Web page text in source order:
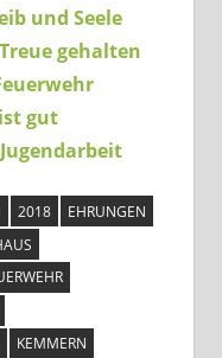
und Seele
gehalten
gut
2018
EHRUNGEN
KEMMERN